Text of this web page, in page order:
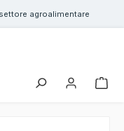
agroalimentare